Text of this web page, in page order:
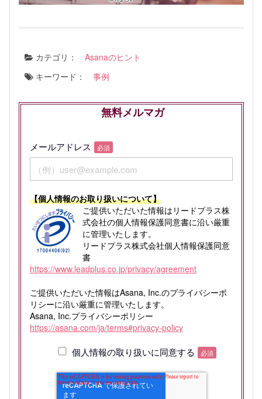
カテゴリ：
Asanaのヒント
キーワード：
事例
無料メルマガ
メールアドレス 必須
【個人情報のお取り扱いについて】
ご提供いただいた情報はリードプラス株
式会社の個人情報保護同意書に沿い厳重
に管理いたします。
リードプラス株式会社個人情報保護同意
書
https://www.leadplus.co.jp/privacy/agreement
ご提供いただいた情報はAsana, Inc.のプライバシーポ
リシーに沿い厳重に管理いたします。
Asana, Inc.プライバシーポリシー
https://asana.com/ja/terms#privacy-policy
個人情報の取り扱いに同意する 必須